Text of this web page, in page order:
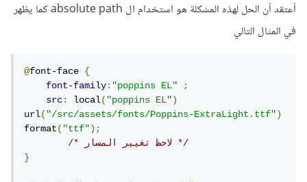
أعتقد أن الحل لهذه المشكلة هو استخدام ال absolute path كما يظهر
في المثال التالي
@font-face {
font-family:"poppins EL"
;
src: local("poppins EL")
url("/src/assets/fonts/Poppins-ExtraLight.ttf")
format("ttf");
/* لاحظ تغيير المسار */
}